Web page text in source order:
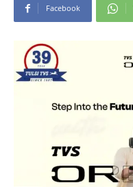
Facebook